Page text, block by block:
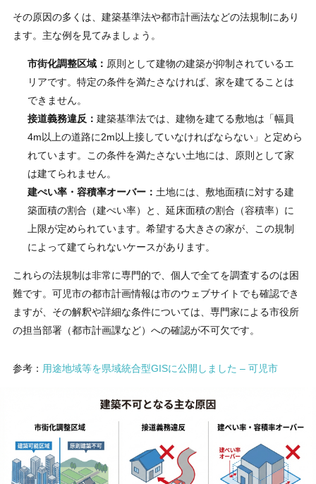
その原因の多くは、建築基準法や都市計画法などの法規制にあり
ます。主な例を見てみましょう。
市街化調整区域： 原則として建物の建築が抑制されているエ
リアです。特定の条件を満たさなければ、家を建てることは
できません。
接道義務違反： 建築基準法では、建物を建てる敷地は「幅員
4m以上の道路に2m以上接していなければならない」と定めら
れています。この条件を満たさない土地には、原則として家
は建てられません。
建ぺい率・容積率オーバー： 土地には、敷地面積に対する建
築面積の割合（建ぺい率）と、延床面積の割合（容積率）に
上限が定められています。希望する大きさの家が、この規制
によって建てられないケースがあります。
これらの法規制は非常に専門的で、個人で全てを調査するのは困
難です。可児市の都市計画情報は市のウェブサイトでも確認でき
ますが、その解釈や詳細な条件については、専門家による市役所
の担当部署（都市計画課など）への確認が不可欠です。
参考： 用途地域等を県域統合型GISに公開しました – 可児市